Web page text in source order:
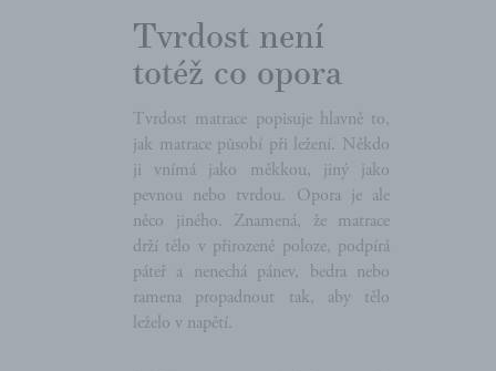
Tvrdost není
totéž co opora
Tvrdost matrace popisuje hlavně to,
jak matrace působí při ležení. Někdo
ji vnímá jako měkkou, jiný jako
pevnou nebo tvrdou. Opora je ale
něco jiného. Znamená, že matrace
drží tělo v přirozené poloze, podpírá
páteř a nenechá pánev, bedra nebo
ramena propadnout tak, aby tělo
leželo v napětí.